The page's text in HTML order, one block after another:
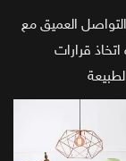
العميق مع
قرارات